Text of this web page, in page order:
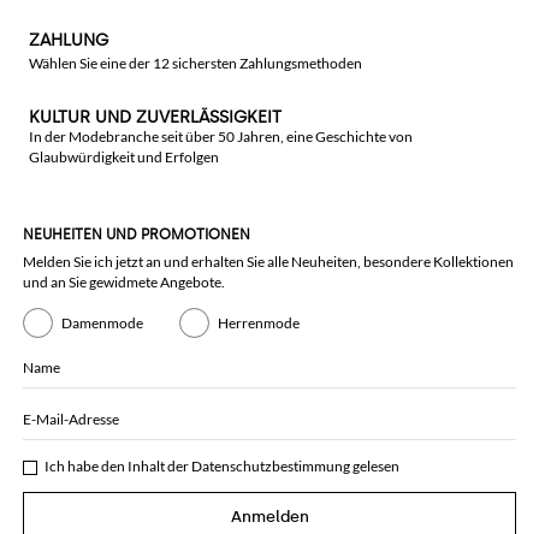
ZAHLUNG
Wählen Sie eine der 12 sichersten Zahlungsmethoden
KULTUR UND ZUVERLÄSSIGKEIT
In der Modebranche seit über 50 Jahren, eine Geschichte von
Glaubwürdigkeit und Erfolgen
NEUHEITEN UND PROMOTIONEN
Melden Sie ich jetzt an und erhalten Sie alle Neuheiten, besondere Kollektionen
und an Sie gewidmete Angebote.
Damenmode Herrenmode
Name
E-Mail-Adresse
Ich habe den Inhalt der Datenschutzbestimmunggelesen
Anmelden